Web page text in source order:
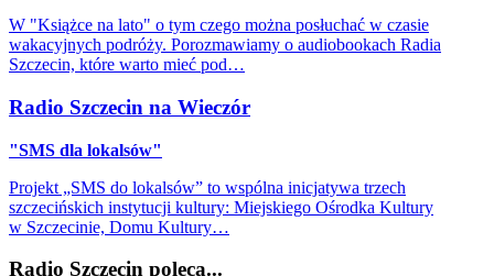
W "Książce na lato" o tym czego można posłuchać w czasie
wakacyjnych podróży. Porozmawiamy o audiobookach Radia
Szczecin, które warto mieć pod…
Radio Szczecin na Wieczór
"SMS dla lokalsów"
Projekt „SMS do lokalsów” to wspólna inicjatywa trzech
szczecińskich instytucji kultury: Miejskiego Ośrodka Kultury
w Szczecinie, Domu Kultury…
Radio Szczecin poleca...